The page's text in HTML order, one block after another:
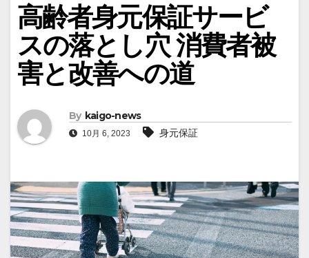
高齢者身元保証サービ
スの落とし穴 消費者被
害と改善への道
By kaigo-news
10月 6, 2023 身元保証